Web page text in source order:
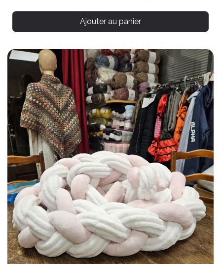
Ajouter au panier